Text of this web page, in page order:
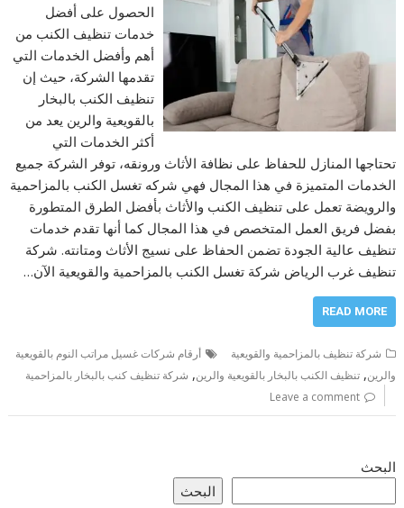
الحصول على أفضل
خدمات تنظيف الكنب من
أهم وأفضل الخدمات التي
تقدمها الشركة، حيث إن
تنظيف الكنب بالبخار
بالقويعية والرين يعد من
أكثر الخدمات التي
تحتاجها المنازل للحفاظ على نظافة الأثاث ورونقه، توفر الشركة جميع
الخدمات المتميزة في هذا المجال فهي شركه تغسل الكنب بالمزاحمية
والرويضة تعمل على تنظيف الكنب والأثاث بأفضل الطرق المتطورة
بفضل فريق العمل المتخصص في هذا المجال كما أنها تقدم خدمات
تنظيف عالية الجودة تضمن الحفاظ على نسيج الأثاث ومتانته. شركة
تنظيف غرب الرياض شركة تغسل الكنب بالمزاحمية والقويعية الآن…
READ MORE
شركة تنظيف بالمزاحمية والقويعية
أرقام شركات غسيل مراتب النوم بالقويعية
والرين,تنظيف الكنب بالبخار بالقويعية والرين, شركة تنظيف كنب بالبخار بالمزاحمية
Leave a comment
البحث
البحث